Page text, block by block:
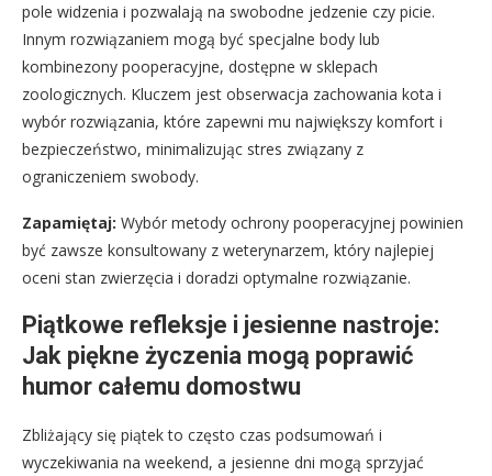
pole widzenia i pozwalają na swobodne jedzenie czy picie.
Innym rozwiązaniem mogą być specjalne body lub
kombinezony pooperacyjne, dostępne w sklepach
zoologicznych. Kluczem jest obserwacja zachowania kota i
wybór rozwiązania, które zapewni mu największy komfort i
bezpieczeństwo, minimalizując stres związany z
ograniczeniem swobody.
Zapamiętaj: Wybór metody ochrony pooperacyjnej powinien
być zawsze konsultowany z weterynarzem, który najlepiej
oceni stan zwierzęcia i doradzi optymalne rozwiązanie.
Piątkowe refleksje i jesienne nastroje:
Jak piękne życzenia mogą poprawić
humor całemu domostwu
Zbliżający się piątek to często czas podsumowań i
wyczekiwania na weekend, a jesienne dni mogą sprzyjać